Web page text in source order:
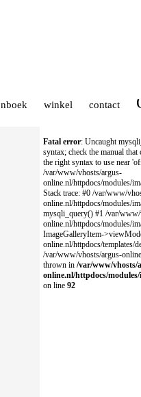
winkel contact
Fatal error: Uncaught
syntax; check the manual
the right syntax to use near
/var/www/vhosts/argus-
online.nl/httpdocs/modules/
Stack trace: #0 /var/www/
online.nl/httpdocs/modules/
mysqli_query() #1 /var/
online.nl/httpdocs/modules/
ImageGalleryItem-
online.nl/httpdocs/templates/
/var/www/vhosts/argus-
thrown in /var/www/vhosts/
online.nl/httpdocs/modules/
on line 92